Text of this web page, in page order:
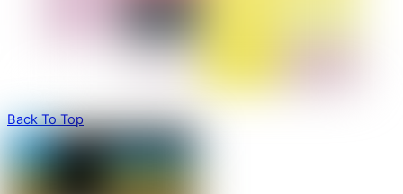
Back To Top